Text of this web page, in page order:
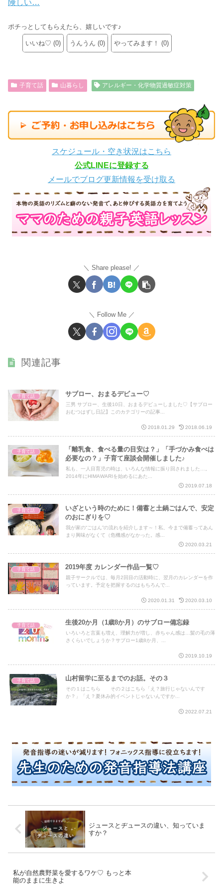
険しい…
ポチっとしてもらえたら、嬉しいです♪
いいね♡ (0) うんうん (0) やってみます！ (0)
子育て話 山暮らし アレルギー・化学物質過敏症対策
スケジュール・空き状況はこちら
公式LINEに登録する
メールでブログ更新情報を受け取る
Share please!
Follow Me
関連記事
子育て話 サブロー、おまるデビュー♡
三男 サブロー、生後10日、おまるデビューしました♡【サブロー
おむつはずし日記】このカテゴリーの記事...
2018.01.29 2018.06.19
子育て話
「離乳食、食べる量の目安は？」「手づかみ食べは
必要なの？」子育て座談会開催しました♪
私も、一人目育児の時は、いろんな情報に振り回されました…。
2014年にHIMAWARIを始めるにあた...
2019.07.18
子育て話
いざという時のために！備蓄と土鍋ごはんで、安定
のおにぎりを♡
我が家の“ごはん”の流れを紹介します～！私、今まで備蓄ってあん
まり興味がなくて（危機感がなかった。感...
2020.03.21
子育て話 2019年度 カレンダー作品一覧♡
親子サークルでは、毎月2回目の活動時に、翌月のカレンダーを作
っています。予定を把握するのはもちろんで...
2020.01.31 2020.03.10
子育て話 生後20か月（1歳8か月）のサブロー備忘録
いろいろと言葉も増え、理解力が増し、赤ちゃん感は…髪の毛の薄
さくらいでしょうか？サブロー1歳8か月、...
2019.10.19
子育て話 山村留学に至るまでのお話。その３
その１はこちら その２はこちら「え？旅行じゃないんです
か？」「え？夏休み的イベントじゃないんですか...
2022.07.21
ジュースとヂュースの違い、知っていま
すか？
私が自然農野菜を愛するワケ♡ もっと本
能のままに生きよ